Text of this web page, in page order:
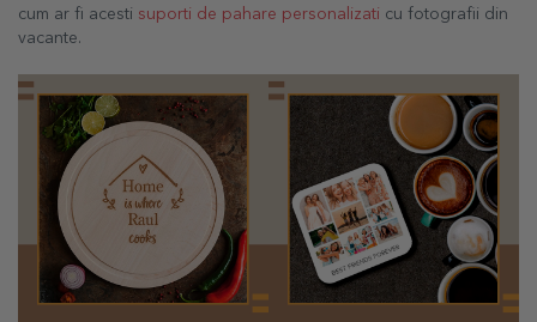
cum ar fi acesti suporti de pahare personalizati cu fotografii din
vacante.